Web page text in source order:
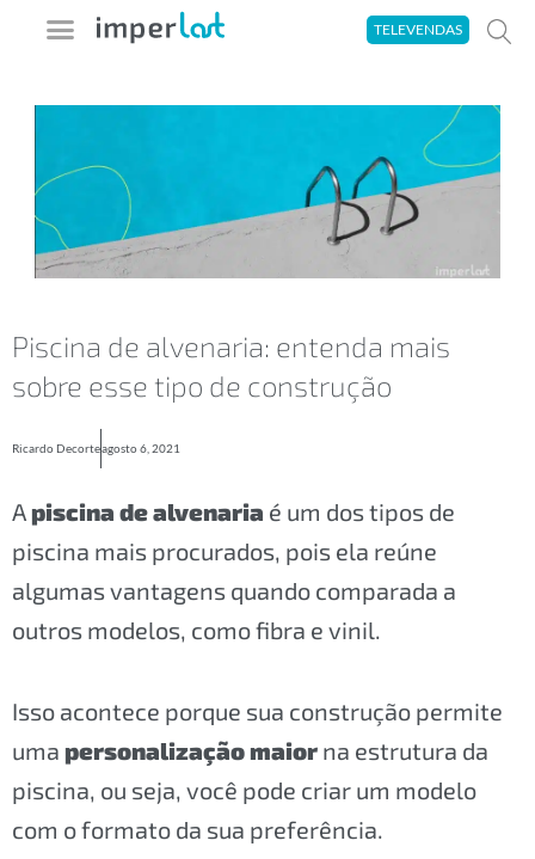
TELEVENDAS
Piscina de alvenaria: entenda mais
sobre esse tipo de construção
Ricardo Decorteagosto 6, 2021
Apiscina de alvenaria é um dos tipos de
piscina mais procurados, pois ela reúne
algumas vantagens quando comparada a
outros modelos, como fibra e vinil.
Isso acontece porque sua construção permite
uma personalização maior na estrutura da
piscina, ou seja, você pode criar um modelo
com o formato da sua preferência.